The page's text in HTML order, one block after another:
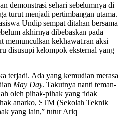
demonstrasi sehari sebelumnya di
turut menjadi pertimbangan utama.
Undip sempat ditahan bersama
akhirnya dibebaskan pada
memunculkan kekhawatiran aksi
disusupi kelompok eksternal yang
terjadi. Ada yang kemudian merasa
May Day. Takutnya nanti teman-
oleh pihak-pihak yang tidak
anarko, STM (Sekolah Teknik
yang lain,” tutur Ariq